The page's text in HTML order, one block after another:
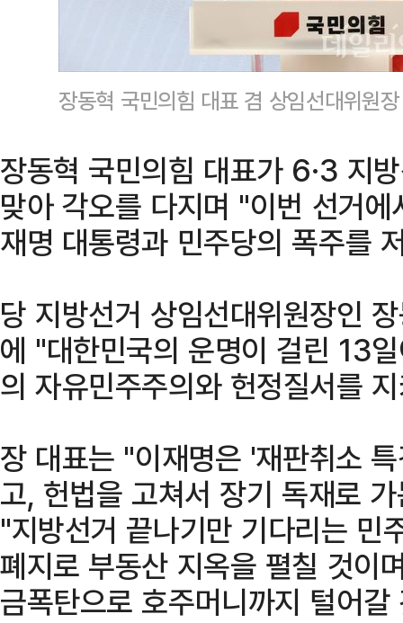
장동혁 국민의힘 대표 겸 상임선대위원
장동혁 국민의힘 대표가 6·3 지
맞아 각오를 다지며 "이번 선거
재명 대통령과 민주당의 폭주를
당 지방선거 상임선대위원장인
에 "대한민국의 운명이 걸린 13
의 자유민주주의와 헌정질서를
장 대표는 "이재명은 '재판취소
고, 헌법을 고쳐서 장기 독재로
"지방선거 끝나기만 기다리는 민
폐지로 부동산 지옥을 펼칠 것이
금폭탄으로 호주머니까지 털어